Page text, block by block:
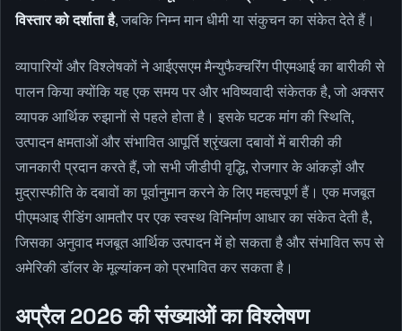
विस्तार को दर्शाता है, जबकि निम्न मान धीमी या संकुचन का संकेत देते हैं।
व्यापारियों और विश्लेषकों ने आईएसएम मैन्युफैक्चरिंग पीएमआई का बारीकी से
पालन किया क्योंकि यह एक समय पर और भविष्यवादी संकेतक है, जो अक्सर
व्यापक आर्थिक रुझानों से पहले होता है। इसके घटक मांग की स्थिति,
उत्पादन क्षमताओं और संभावित आपूर्ति श्रृंखला दबावों में बारीकी की
जानकारी प्रदान करते हैं, जो सभी जीडीपी वृद्धि, रोजगार के आंकड़ों और
मुद्रास्फीति के दबावों का पूर्वानुमान करने के लिए महत्वपूर्ण हैं। एक मजबूत
पीएमआइ रीडिंग आमतौर पर एक स्वस्थ विनिर्माण आधार का संकेत देती है,
जिसका अनुवाद मजबूत आर्थिक उत्पादन में हो सकता है और संभावित रूप से
अमेरिकी डॉलर के मूल्यांकन को प्रभावित कर सकता है।
अप्रैल 2026 की संख्याओं का विश्लेषण